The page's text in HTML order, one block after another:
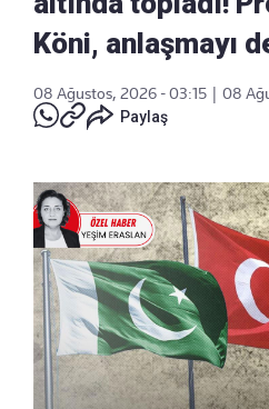
Köni, anlaşmayı
08 Ağustos, 2026 - 03:15 | 08
Paylaş